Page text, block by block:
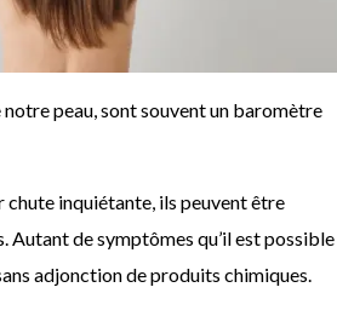
peau, sont souvent un baromètre
chute inquiétante, ils peuvent être
Autant de symptômes qu’il est possible
adjonction de produits chimiques.